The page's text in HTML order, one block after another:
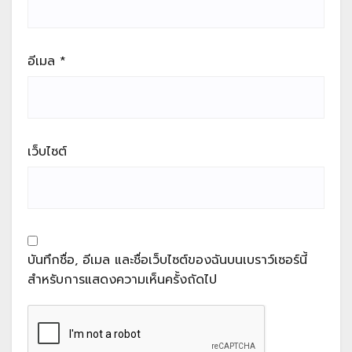
อีเมล *
เว็บไซต์
บันทึกชื่อ, อีเมล และชื่อเว็บไซต์ของฉันบนเบราว์เซอร์นี้
สำหรับการแสดงความเห็นครั้งถัดไป